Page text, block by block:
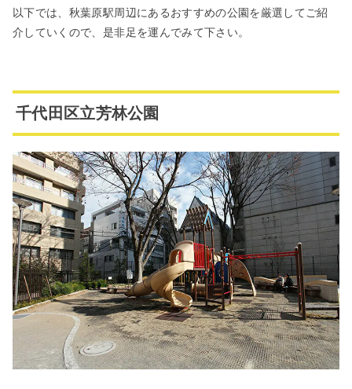
以下では、秋葉原駅周辺にあるおすすめの公園を厳選してご紹
介していくので、是非足を運んでみて下さい。
千代田区立芳林公園